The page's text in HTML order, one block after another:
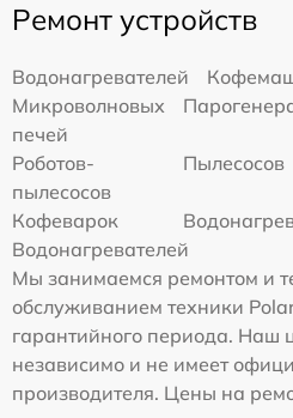
Ремонт устройств
Водонагревателей
Микроволновых
печей
Роботов-
пылесосов
Пылесосов
Кофеварок
Водонагревателей
Мы занимаемся ремонтом и
обслуживанием техники
гарантийного периода. Наш
независимо и не имеет
производителя. Цены на